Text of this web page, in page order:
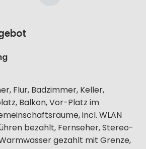
Flur, Badzimmer, Keller,
Balkon, Vor-Platz im
incl. WLAN
bezahlt, Fernseher, Stereo-
gezahlt mit Grenze,